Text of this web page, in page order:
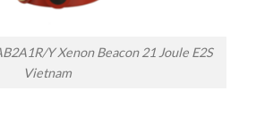
Y Xenon Beacon 21 Joule E2S
Vietnam